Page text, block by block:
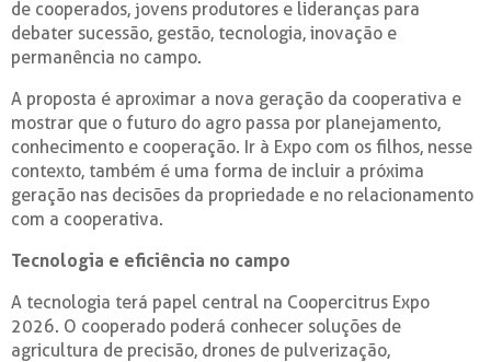
de cooperados, jovens produtores e lideranças para
debater sucessão, gestão, tecnologia, inovação e
permanência no campo.
A proposta é aproximar a nova geração da cooperativa e
mostrar que o futuro do agro passa por planejamento,
conhecimento e cooperação. Ir à Expo com os filhos, nesse
contexto, também é uma forma de incluir a próxima
geração nas decisões da propriedade e no relacionamento
com a cooperativa.
Tecnologia e eficiência no campo
A tecnologia terá papel central na Coopercitrus Expo
2026. O cooperado poderá conhecer soluções de
agricultura de precisão, drones de pulverização,